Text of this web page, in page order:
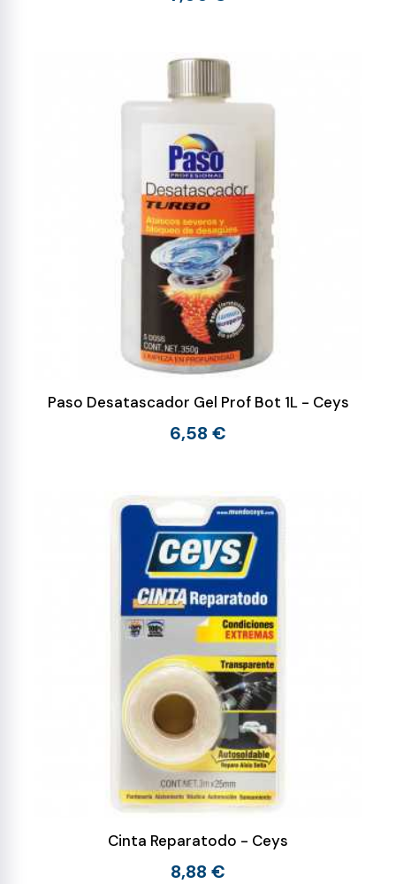
Paso Desatascador Gel Prof Bot 1L - Ceys
6,58 €
Cinta Reparatodo - Ceys
8,88 €